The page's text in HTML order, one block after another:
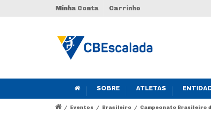
Minha Conta Carrinho
SOBRE ATLETAS
/ Eventos / Brasileiro / Campeonato Brasileiro